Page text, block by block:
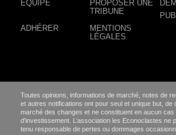
EQUIPE
PROPOSER UNE
TRIBUNE
ADHÉRER
MENTIONS
LÉGALES
Toutes opinions, informations de marché, notes de
et autres notifications ont pour seul et unique but, de
marché des changes et ne constituent en aucun cas
d'investissement. L’association les Econoclastes ne
tenu responsable de pertes ou dommages